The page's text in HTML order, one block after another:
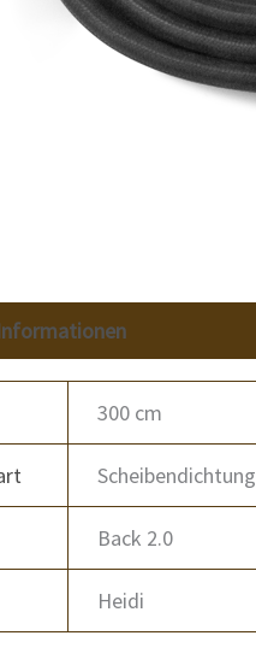
300 cm
Scheibendichtung
Back 2.0
Heidi